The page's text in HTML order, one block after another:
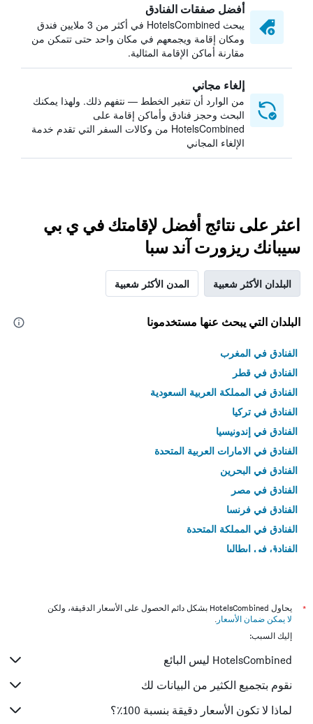
أفضل صفقات الفنادق
يبحث HotelsCombined في أكثر من 3 ملايين فندق
ومكان إقامة ويجمعهم في مكان واحد حتى تتمكن من
مقارنة أماكن الإقامة المثالية.
إلغاء مجاني
من الوارد أن تتغير الخطط — نتفهم ذلك. ولهذا يمكنك
البحث وحجز فنادق وأماكن إقامة على
HotelsCombined من وكالات السفر التي تقدم خدمة
الإلغاء المجاني
اعثر على نتائج أفضل لإقامتك في ي بي
سيبانك ريزورت آند سبا
البلدان الأكثر شعبية المدن الأكثر شعبية
البلدان التي يبحث عنها مستخدمونا
الفنادق في المغرب
الفنادق في قطر
الفنادق في المملكة العربية السعودية
الفنادق في تركيا
الفنادق في إندونيسيا
الفنادق في الامارات العربية المتحدة
الفنادق في البحرين
الفنادق في مصر
الفنادق في فرنسا
الفنادق في المملكة المتحدة
الفنادق في إيطاليا
*
يحاول HotelsCombined بشكل دائم الحصول على الأسعار الدقيقة، ولكن
لا يمكن ضمان الأسعار .
إليك السبب:
HotelsCombined ليس البائع
نقوم بتجميع الكثير من البيانات لك
لماذا لا تكون الأسعار دقيقة بنسبة 100٪؟